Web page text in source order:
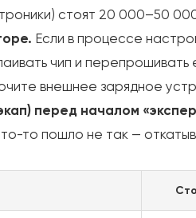
стоят 20 000–50
Если в процессе
чип и
внешнее зарядное
перед началом
то пошло не так —